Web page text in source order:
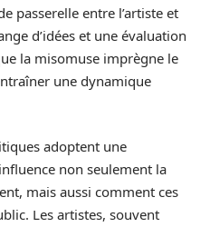
passerelle entre l’artiste et
d’idées et une évaluation
la misomuse imprègne le
une dynamique
adoptent une
non seulement la
mais aussi comment ces
Les artistes, souvent